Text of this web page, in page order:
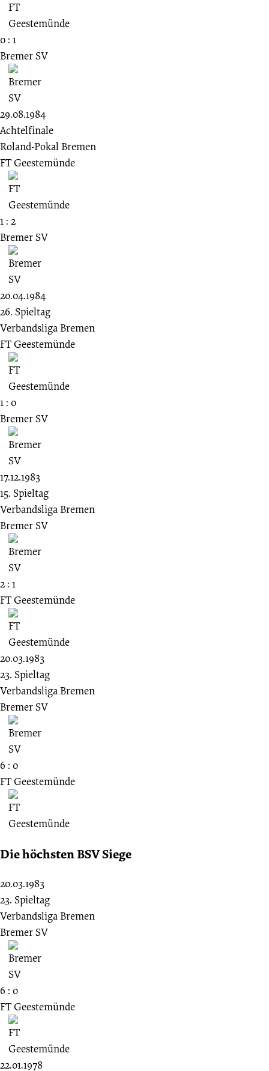
0 : 1
Bremer SV
29.08.1984
Achtelfinale
Roland-Pokal Bremen
FT Geestemünde
1 : 2
Bremer SV
20.04.1984
26. Spieltag
Verbandsliga Bremen
FT Geestemünde
1 : 0
Bremer SV
17.12.1983
15. Spieltag
Verbandsliga Bremen
Bremer SV
2 : 1
FT Geestemünde
20.03.1983
23. Spieltag
Verbandsliga Bremen
Bremer SV
6 : 0
FT Geestemünde
Die höchsten BSV Siege
20.03.1983
23. Spieltag
Verbandsliga Bremen
Bremer SV
6 : 0
FT Geestemünde
22.01.1978